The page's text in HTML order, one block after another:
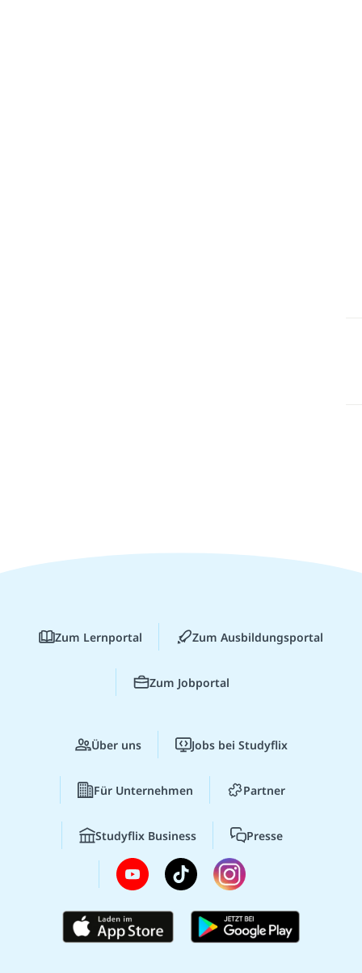
Zum Lernportal Zum Ausbildungsportal
Zum Jobportal
Über uns Jobs bei Studyflix
Für Unternehmen Partner
Studyflix Business Presse